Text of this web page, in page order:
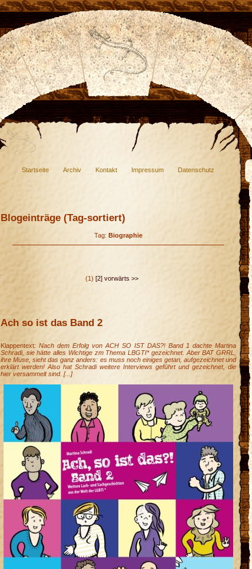
Startseite Archiv Kontakt Impressum Datenschutz
Blogeinträge (Tag-sortiert)
Tag: Biographie
(1) [2] vorwärts >>
Ach so ist das Band 2
Klappentext: Nach dem Erfolg von ACH SO IST DAS?! Band 1 dachte Martina
Schradi, sie hätte alles Wichtige zm Thema LBGTI* gezeichnet. Aber BAT GRRL,
ihre Muse, sieht das ganz anders: es muss noch einiges getan, aufgezeichnet und
erklärt werden! Also hat Schradi weitere Interviews geführt und gezeichnet, die
hier versammelt sind. [...]